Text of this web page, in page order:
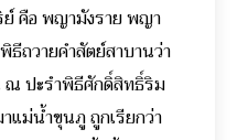
คือ พญามังราย พญา
ธีถวายคำสัตย์สาบานว่า
ปะรำพิธีศักดิ์สิทธิ์ริม
แม่น้ำขุนภู ถูกเรียกว่า